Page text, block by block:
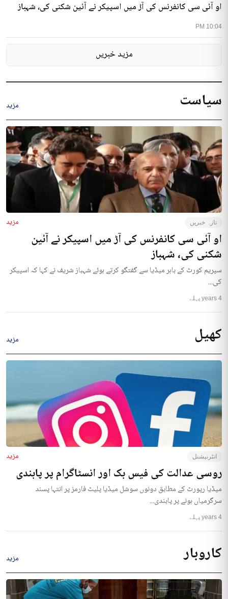
10:04 PM
او آئی سی کانفرنس کی آڑ میں اسپیکر نے آئین شکنی کی، شہباز
مزید خبریں
سیاست مزید
تازہ خبریں مزید
او آئی سی کانفرنس کی آڑ میں اسپیکر نے آئین
شکنی کی، شہباز
سپریم کورٹ کے باہر میڈیا سے گفتگو کرتے ہوئے شہباز شریف نے کہا کہ اسپیکر
کی...
4 years پہلے
کھیل مزید
انٹرنیشنل مزید
روسی عدالت کی فیس بک اور انسٹاگرام پر پابندی
میڈیا رپورٹ کے مطابق دونوں سوشل میڈیا پلیٹ فارمز پر انتہا پسند
سرگرمیاں ہونے پر پابندی...
4 years پہلے
کاروبار مزید